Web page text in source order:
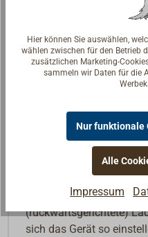
Beschreibung
Effizientes und
Ladegerät (kurz: B2B-
gängige Batterietypen
Lithiumbatterien.
Ein Temperatursensor
Alle Ladegeräte
(rückwärtsgerichtete)
sich das Gerät so
Hier können Sie auswählen,
wählen zwischen für den Betrieb
zusätzlichen Marketing-
sammeln wir Daten für die
Nur funktionale
Alle
Impressum